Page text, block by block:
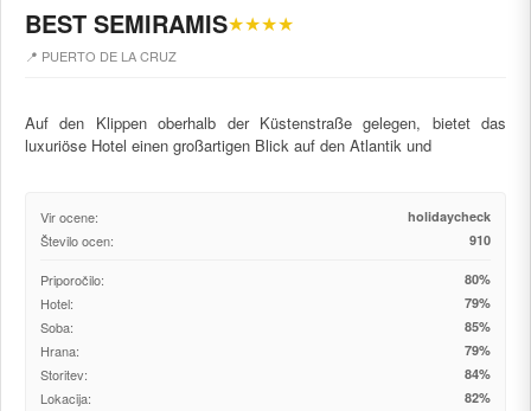
BEST SEMIRAMIS★★★★
📍 PUERTO DE LA CRUZ
Auf den Klippen oberhalb der Küstenstraße gelegen, bietet das
luxuriöse Hotel einen großartigen Blick auf den Atlantik und
Vir ocene: holidaycheck
Število ocen: 910
Priporočilo: 80%
Hotel: 79%
Soba: 85%
Hrana: 79%
Storitev: 84%
Lokacija: 82%